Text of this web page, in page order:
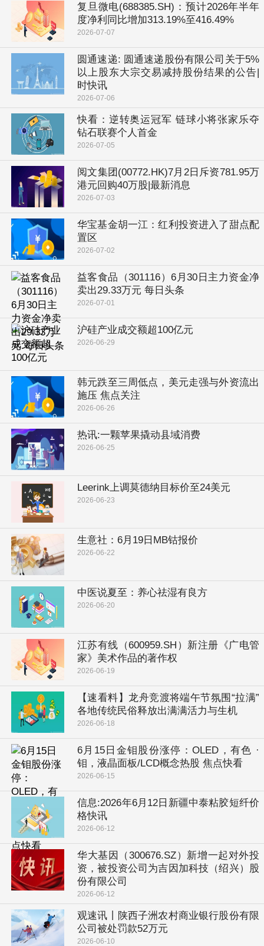
复旦微电(688385.SH)：预计2026年半年
度净利同比增加313.19%至416.49%
2026-07-07
圆通速递: 圆通速递股份有限公司关于5%
以上股东大宗交易减持股份结果的公告|
时快讯
2026-07-06
快看：逆转奥运冠军 链球小将张家乐夺
钻石联赛个人首金
2026-07-05
阅文集团(00772.HK)7月2日斥资781.95万
港元回购40万股|最新消息
2026-07-03
华宝基金胡一江：红利投资进入了甜点配
置区
2026-07-02
益客食品（301116）6月30日主力资金净
卖出29.33万元 每日头条
2026-07-01
沪硅产业成交额超100亿元
2026-06-29
韩元跌至三周低点，美元走强与外资流出
施压 焦点关注
2026-06-26
热讯:一颗苹果撬动县域消费
2026-06-25
Leerink上调莫德纳目标价至24美元
2026-06-23
生意社：6月19日MB钴报价
2026-06-22
中医说夏至：养心祛湿有良方
2026-06-20
江苏有线（600959.SH）新注册《广电管
家》美术作品的著作权
2026-06-19
【速看料】龙舟竞渡将端午节氛围“拉满”
各地传统民俗释放出满满活力与生机
2026-06-18
6月15日金钼股份涨停：OLED，有色 ·
钼，液晶面板/LCD概念热股 焦点快看
2026-06-15
信息:2026年6月12日新疆中泰粘胶短纤价
格快讯
2026-06-12
华大基因（300676.SZ）新增一起对外投
资，被投资公司为吉因加科技（绍兴）股
份有限公司
2026-06-12
观速讯丨陕西子洲农村商业银行股份有限
公司被处罚款52万元
2026-06-10